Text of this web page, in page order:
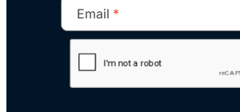
Email